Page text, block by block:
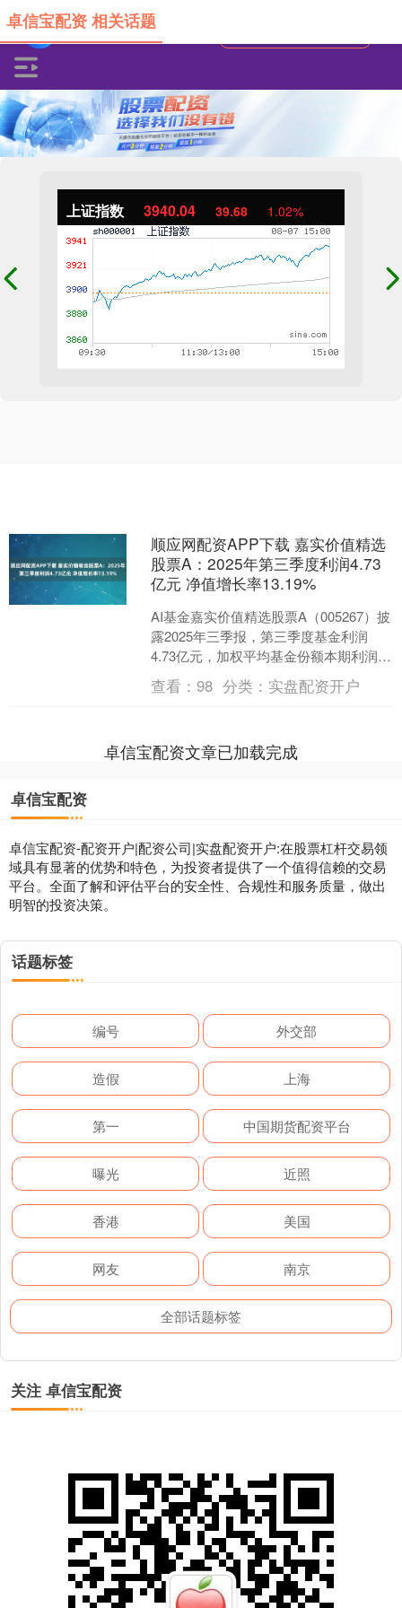
上证指数 3940.04 39.68 1.02%
卓信宝配资 相关话题
顺应网配资APP下载 嘉实价值精选
股票A：2025年第三季度利润4.73
亿元 净值增长率13.19%
AI基金嘉实价值精选股票A（005267）披
露2025年三季报，第三季度基金利润
4.73亿元，加权平均基金份额本期利润
0.2644元。报告期内，基金净值增长率
为....
查看：98 分类： 实盘配资开户
卓信宝配资文章已加载完成
卓信宝配资
卓信宝配资-配资开户|配资公司|实盘配资开户:在股票杠杆交易领
域具有显著的优势和特色，为投资者提供了一个值得信赖的交易
平台。全面了解和评估平台的安全性、合规性和服务质量，做出
明智的投资决策。
话题标签
编号 外交部
造假 上海
第一 中国期货配资平台
曝光 近照
香港 美国
网友 南京
全部话题标签
关注 卓信宝配资